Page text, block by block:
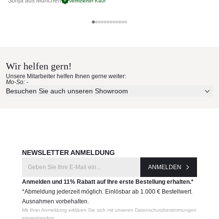
Erleben Sie unsere Stoffe und Materialien ganz in Ruhe in
Ihren eigenen vier Wänden.
Aktuelle Originalstoffe des Herstellers
Wir helfen gern!
Unsere Mitarbeiter helfen Ihnen gerne weiter:
Mo-So: -
Besuchen Sie auch unseren Showroom
NEWSLETTER ANMELDUNG
ANMELDEN
Anmelden und 11% Rabatt auf Ihre erste Bestellung erhalten.*
*Abmeldung jederzeit möglich. Einlösbar ab 1.000 € Bestellwert.
Ausnahmen vorbehalten.
Mit Ihrer Anmeldung erklären Sie sich mit unseren Datenschutzbestimmungen
einverstanden.